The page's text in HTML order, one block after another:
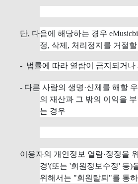
단, 다음에 해당하는 경우
정, 삭제, 처리정지를 거절
- 법률에 따라 열람이 금지되거나
- 다른 사람의 생명·신체를 해할
의 재산과 그 밖의 이익을
는 경우
이용자의 개인정보 열람·정정을
경'(또는 '회원정보수정' 등)
위해서는 "회원탈퇴"를 통하